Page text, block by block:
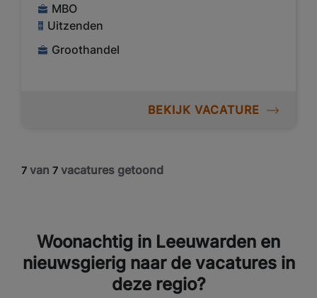
MBO
Uitzenden
Groothandel
BEKIJK VACATURE
7 van 7 vacatures getoond
Woonachtig in Leeuwarden en
nieuwsgierig naar de vacatures in
deze regio?